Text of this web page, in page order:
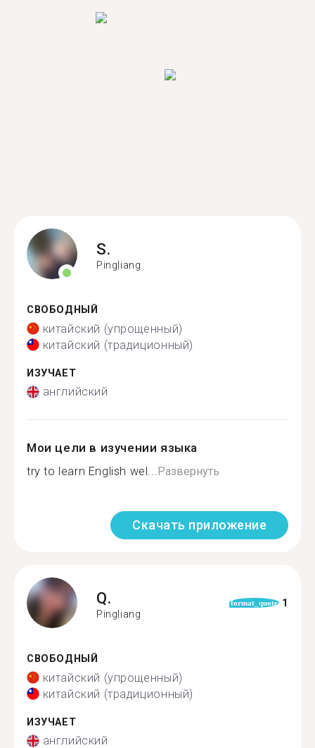
S.
Pingliang
СВОБОДНЫЙ
китайский (упрощенный)
китайский (традиционный)
ИЗУЧАЕТ
английский
Мои цели в изучении языка
try to learn English wel...Развернуть
Скачать приложение
Q.
Pingliang
format_quote 1
СВОБОДНЫЙ
китайский (упрощенный)
китайский (традиционный)
ИЗУЧАЕТ
английский